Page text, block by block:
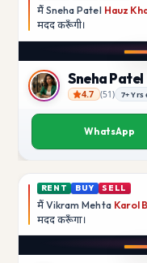
मैं Sneha Patel Hauz
मददकरूँगी।
Sneha Patel
Sneha Patel
4.7 (51) 7+ Yrs
WhatsApp
RENT BUY SELL
मैं Vikram Mehta Karol
मददकरूँगा।